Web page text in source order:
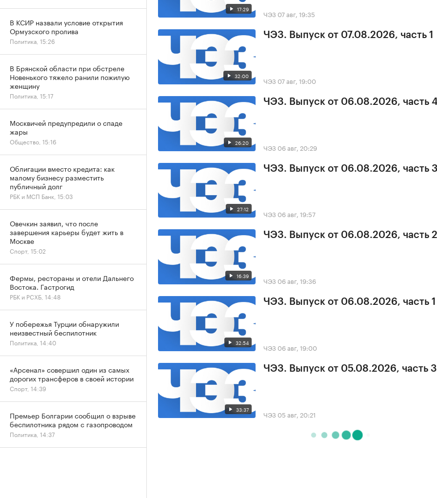
17:29 ЧЭЗ 07 авг, 19:35
32:00
ЧЭЗ. Выпуск от 07.08.2026, часть 1
ЧЭЗ 07 авг, 19:00
26:20
ЧЭЗ. Выпуск от 06.08.2026, часть
ЧЭЗ 06 авг, 20:29
27:12
ЧЭЗ. Выпуск от 06.08.2026, часть
ЧЭЗ 06 авг, 19:57
16:39
ЧЭЗ. Выпуск от 06.08.2026, часть 2
ЧЭЗ 06 авг, 19:36
32:54
ЧЭЗ. Выпуск от 06.08.2026, часть 1
ЧЭЗ 06 авг, 19:00
33:37
ЧЭЗ. Выпуск от 05.08.2026, часть 3
ЧЭЗ 05 авг, 20:21
В КСИР назвали условие открытия
Ормузского пролива
Политика, 15:26
В Брянской области при обстреле
Новенького тяжело ранили пожилую
женщину
Политика, 15:17
Москвичей предупредили о спаде
жары
Общество, 15:16
Облигации вместо кредита: как
малому бизнесу разместить
публичный долг
РБК и МСП Банк, 15:03
Овечкин заявил, что после
завершения карьеры будет жить в
Москве
Спорт, 15:02
Фермы, рестораны и отели Дальнего
Востока. Гастрогид
РБК и РСХБ, 14:48
У побережья Турции обнаружили
неизвестный беспилотник
Политика, 14:40
«Арсенал» совершил один из самых
дорогих трансферов в своей истории
Спорт, 14:39
Премьер Болгарии сообщил о взрыве
беспилотника рядом с газопроводом
Политика, 14:37